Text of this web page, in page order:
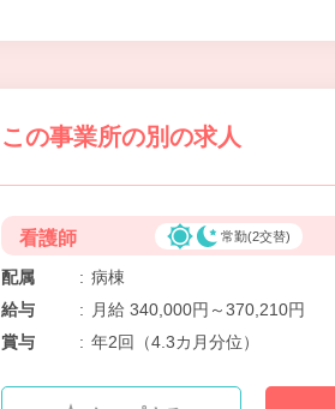
この事業所の別の求人
看護師 常勤(2交替)
配属 : 病棟
給与
:
月給 340,000円～370,210円
賞与
: 年2回（4.3カ月分位）